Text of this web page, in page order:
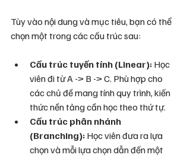
Tùy vào nội dung và mục tiêu, bạn có thể
chọn một trong các cấu trúc sau:
Cấu trúc tuyến tính (Linear): Học
viên đi từ A -> B -> C. Phù hợp cho
các chủ đề mang tính quy trình, kiến
thức nền tảng cần học theo thứ tự.
Cấu trúc phân nhánh
(Branching): Học viên đưa ra lựa
chọn và mỗi lựa chọn dẫn đến một